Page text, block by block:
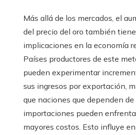
Más allá de los mercados, el
del precio del oro también tiene
implicaciones en la economía
Países productores de este
pueden experimentar
sus ingresos por exportación,
que naciones que dependen de
importaciones pueden
mayores costos. Esto influye en